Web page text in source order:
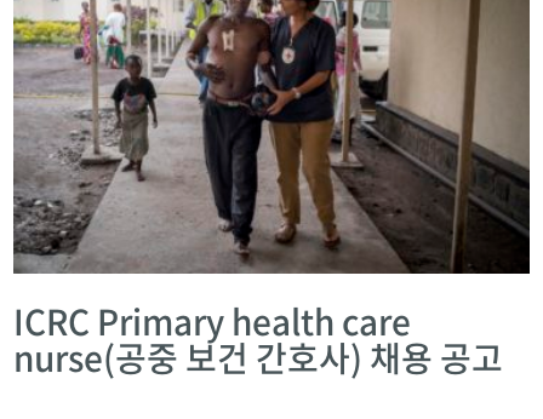
ICRC Primary health care
nurse(공중 보건 간호사) 채용 공고